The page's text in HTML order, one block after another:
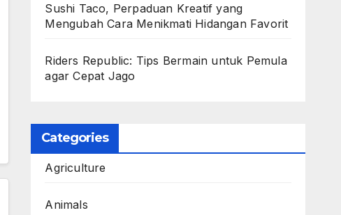
Sushi Taco, Perpaduan Kreatif yang
Mengubah Cara Menikmati Hidangan Favorit
Riders Republic: Tips Bermain untuk Pemula
agar Cepat Jago
Categories
Agriculture
Animals